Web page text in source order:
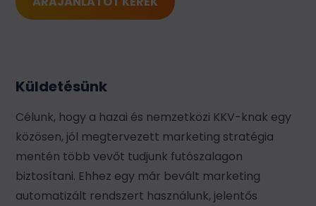
Küldetésünk
Célunk, hogy a hazai és nemzetközi KKV-knak egy
közösen, jól megtervezett marketing stratégia
mentén több vevőt tudjunk futószalagon
biztosítani. Ehhez egy már bevált marketing
automatizált rendszert használunk, jelentős